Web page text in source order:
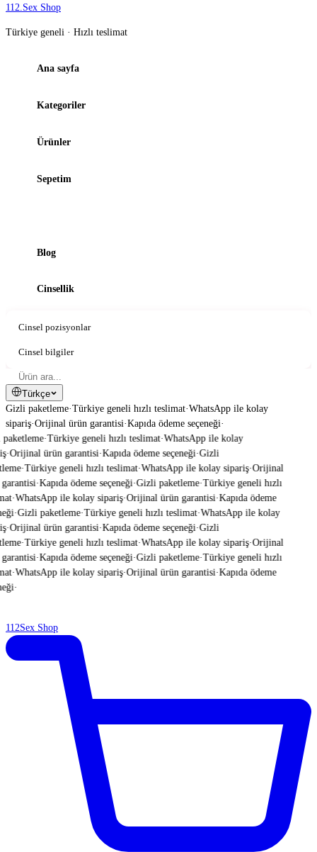
112.Sex Shop
Türkiye geneli · Hızlı teslimat
Ana sayfa
Kategoriler
Ürünler
Sepetim
Blog
Cinsellik
Cinsel pozisyonlar
Cinsel bilgiler
Türkçe
Gizli paketleme·Türkiye geneli hızlı teslimat·WhatsApp ile kolay
sipariş·Orijinal ürün garantisi·Kapıda ödeme seçeneği·
·Türkiye geneli hızlı teslimat·WhatsApp ile kolay
·Orijinal ürün garantisi·Kapıda ödeme seçeneği·Gizli
·Türkiye geneli hızlı teslimat·WhatsApp ile kolay sipariş·Orijinal
·Kapıda ödeme seçeneği·Gizli paketleme·Türkiye geneli hızlı
·WhatsApp ile kolay sipariş·Orijinal ürün garantisi·Kapıda ödeme
·Gizli paketleme·Türkiye geneli hızlı teslimat·WhatsApp ile kolay
·Orijinal ürün garantisi·Kapıda ödeme seçeneği·Gizli
·Türkiye geneli hızlı teslimat·WhatsApp ile kolay sipariş·Orijinal
·Kapıda ödeme seçeneği·Gizli paketleme·Türkiye geneli hızlı
·WhatsApp ile kolay sipariş·Orijinal ürün garantisi·Kapıda ödeme
·
112Sex Shop